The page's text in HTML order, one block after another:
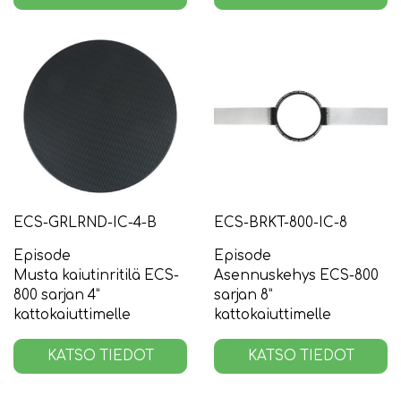
ECS-GRLRND-IC-4-B
Episode
Musta kaiutinritilä ECS-
800 sarjan 4”
kattokaiuttimelle
KATSO TIEDOT
ECS-BRKT-800-IC-8
Episode
Asennuskehys ECS-800
sarjan 8”
kattokaiuttimelle
KATSO TIEDOT